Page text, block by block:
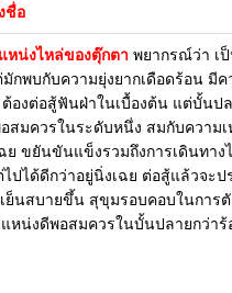
ชื่อ
หน่งไหล่ของตุ๊กตา พยากรณ์ว่า เ
กพบกับความยุ่งยากเดือดร้อน มีค
องต่อสู้ฟันฝ่าในเบื้องต้น แต่บั้นป
สมควรในระดับหนึ่ง สมกับความ
ขยันขันแข็งรวมถึงการเดินทาง
ปได้ดีกว่าอยู่นิ่งเฉย ต่อสู้แล้วจะป
ย็นสบายขึ้น สุขุมรอบคอบในการ
หน่งดีพอสมควรในบั้นปลายกว่าร้